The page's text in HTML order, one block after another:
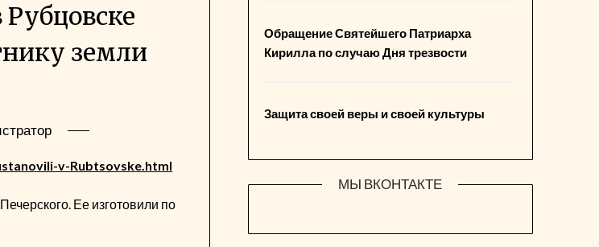
земли
v-Rubtsovske.html
Ее изготовили по
Обращение Святейшего Патриарха
Кирилла по случаю Дня трезвости
Защита своей веры и своей культуры
МЫ ВКОНТАКТЕ